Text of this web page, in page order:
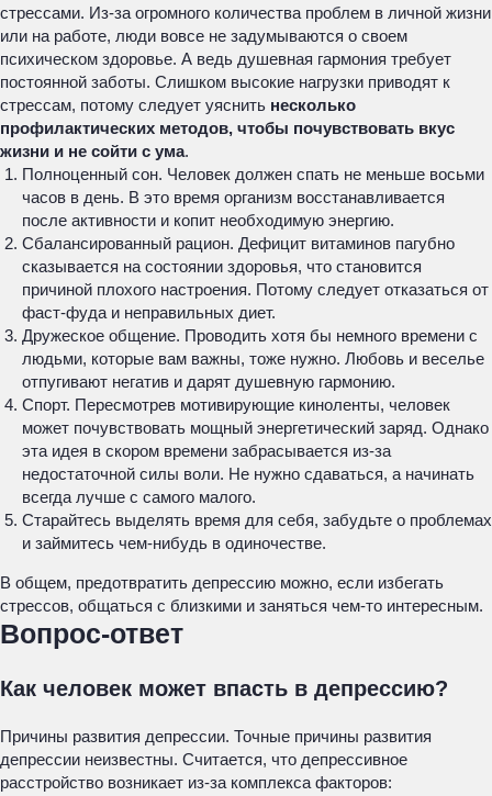
стрессами. Из-за огромного количества проблем в личной жизни
или на работе, люди вовсе не задумываются о своем
психическом здоровье. А ведь душевная гармония требует
постоянной заботы. Слишком высокие нагрузки приводят к
стрессам, потому следует уяснить несколько
профилактических методов, чтобы почувствовать вкус
жизни и не сойти с ума.
Полноценный сон. Человек должен спать не меньше восьми
часов в день. В это время организм восстанавливается
после активности и копит необходимую энергию.
Сбалансированный рацион. Дефицит витаминов пагубно
сказывается на состоянии здоровья, что становится
причиной плохого настроения. Потому следует отказаться от
фаст-фуда и неправильных диет.
Дружеское общение. Проводить хотя бы немного времени с
людьми, которые вам важны, тоже нужно. Любовь и веселье
отпугивают негатив и дарят душевную гармонию.
Спорт. Пересмотрев мотивирующие киноленты, человек
может почувствовать мощный энергетический заряд. Однако
эта идея в скором времени забрасывается из-за
недостаточной силы воли. Не нужно сдаваться, а начинать
всегда лучше с самого малого.
Старайтесь выделять время для себя, забудьте о проблемах
и займитесь чем-нибудь в одиночестве.
В общем, предотвратить депрессию можно, если избегать
стрессов, общаться с близкими и заняться чем-то интересным.
Вопрос-ответ
Как человек может впасть в депрессию?
Причины развития депрессии. Точные причины развития
депрессии неизвестны. Считается, что депрессивное
расстройство возникает из-за комплекса факторов: